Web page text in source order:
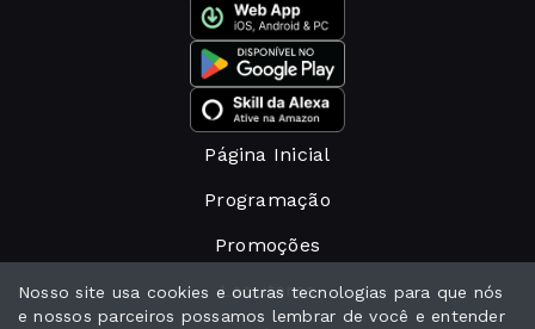
Página Inicial
Programação
Promoções
Locutores
Nosso site usa cookies e outras tecnologias para que nós
e nossos parceiros possamos lembrar de você e entender